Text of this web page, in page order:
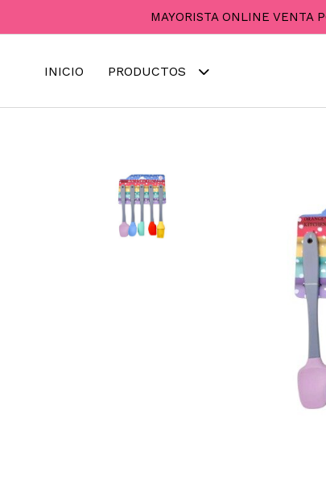
MAYORISTA ONLINE VENTA
INICIO PRODUCTOS